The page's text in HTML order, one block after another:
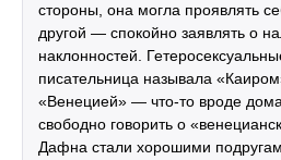
стороны, она могла проявлять
другой — спокойно заявлять о
наклонностей.
писательница называла
«Венецией» — что-то вроде
свободно говорить о
Дафна стали хорошими